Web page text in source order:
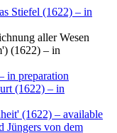
Stiefel (1622) – in
aller Wesen
(1622) – in
in preparation
(1622) – in
(1622) – available
Jüngers von dem